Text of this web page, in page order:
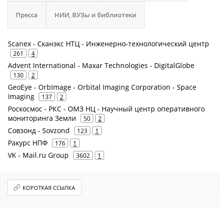
Пресса НИИ, ВУЗы и библиотеки
Scanex - Сканэкс НТЦ - Инженерно-технологический центр
261 4
Advent International - Maxar Technologies - DigitalGlobe
130 2
GeoEye - OrbImage - Orbital Imaging Corporation - Space
Imaging
137 2
Роскосмос - РКС - ОМЗ НЦ - Научный центр оперативного
мониторинга Земли
50 2
Совзонд - Sovzond 123 1
Ракурс НПФ 176 1
VK - Mail.ru Group 3602 1
КОРОТКАЯ ССЫЛКА